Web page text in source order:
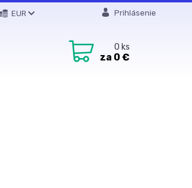
EUR Prihlásenie
0 ks
za 0 €